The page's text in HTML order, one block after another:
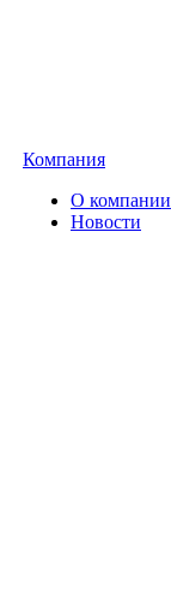
Компания
О компании
Новости